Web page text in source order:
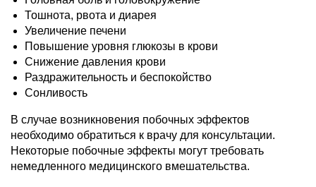
Тошнота, рвота и диарея
Увеличение печени
Повышение уровня глюкозы в крови
Снижение давления крови
Раздражительность и беспокойство
Сонливость
В случае возникновения побочных эффектов
необходимо обратиться к врачу для консультации.
Некоторые побочные эффекты могут требовать
немедленного медицинского вмешательства.